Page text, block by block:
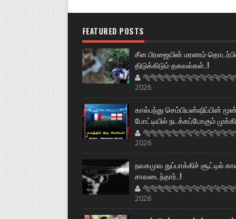
FEATURED POSTS
சீன பிரஜையின் மரணம்
திடுக்கிடும் தகவல்கள்..!
2026
கால்பந்து செம்பியன்ஷிப்பின்
போட்டியில் நடக்கப்போகும்
2026
நவகமுவ துப்பாக்கிச் சூட்டில்
சாவடைந்தார்..!
2026